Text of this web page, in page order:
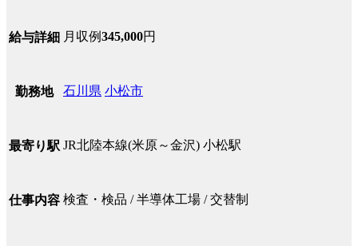
給与詳細 月収例345,000円
勤務地 石川県 小松市
最寄り駅 JR北陸本線(米原～金沢) 小松駅
仕事内容 検査・検品 / 半導体工場 / 交替制